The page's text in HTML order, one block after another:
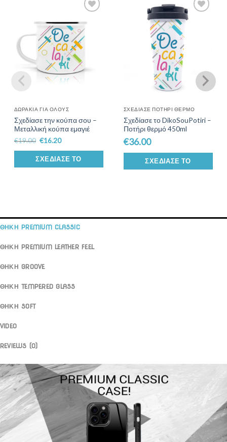
Wishlist
ΔΩΡΆΚΙΑ ΓΙΑ ΌΛΟΥΣ
Σχεδίασε την κούπα σου –
Μεταλλική κούπα εμαγιέ
€19.00 €16.20
ΣΧΕΔΊΑΣΕ ΤΟ
Add to
ΣΧΕΔΊΑΣΕ ΠΟΤΉΡΙ ΘΕΡΜΌ
Σχεδίασε το DikoSouPotiri –
Ποτήρι θερμό 450ml
€36.00
ΣΧΕΔΊΑΣΕ ΤΟ
ΘΗΚΗ PREMIUM CLASSIC
ΘΗΚΗ PREMIUM LEATHER FEEL
ΘΗΚΗ GROOVE
ΘΗΚΗ TEMPERED GLASS
ΘΗΚΗ SOFT
VIDEO
REVIEWS (0)